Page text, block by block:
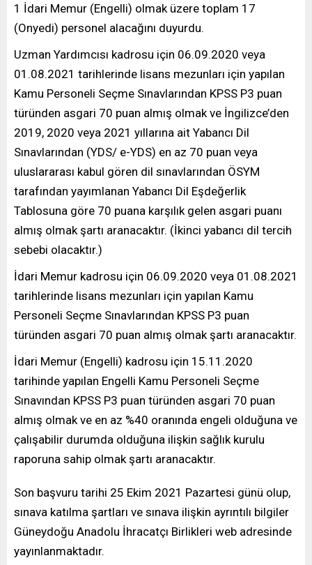
1 İdari Memur (Engelli) olmak üzere toplam 17
(Onyedi) personel alacağını duyurdu.
Uzman Yardımcısı kadrosu için 06.09.2020 veya
01.08.2021 tarihlerinde lisans mezunları için yapılan
Kamu Personeli Seçme Sınavlarından KPSS P3 puan
türünden asgari 70 puan almış olmak ve İngilizce’den
2019, 2020 veya 2021 yıllarına ait Yabancı Dil
Sınavlarından (YDS/ e-YDS) en az 70 puan veya
uluslararası kabul gören dil sınavlarından ÖSYM
tarafından yayımlanan Yabancı Dil Eşdeğerlik
Tablosuna göre 70 puana karşılık gelen asgari puanı
almış olmak şartı aranacaktır. (İkinci yabancı dil tercih
sebebi olacaktır.)
İdari Memur kadrosu için 06.09.2020 veya 01.08.2021
tarihlerinde lisans mezunları için yapılan Kamu
Personeli Seçme Sınavlarından KPSS P3 puan
türünden asgari 70 puan almış olmak şartı aranacaktır.
İdari Memur (Engelli) kadrosu için 15.11.2020
tarihinde yapılan Engelli Kamu Personeli Seçme
Sınavından KPSS P3 puan türünden asgari 70 puan
almış olmak ve en az %40 oranında engeli olduğuna ve
çalışabilir durumda olduğuna ilişkin sağlık kurulu
raporuna sahip olmak şartı aranacaktır.
Son başvuru tarihi 25 Ekim 2021 Pazartesi günü olup,
sınava katılma şartları ve sınava ilişkin ayrıntılı bilgiler
Güneydoğu Anadolu İhracatçı Birlikleri web adresinde
yayınlanmaktadır.